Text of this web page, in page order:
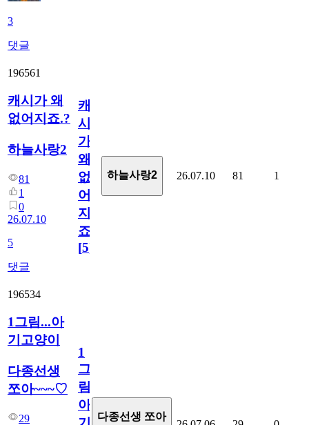
3
댓글
196561
캐시가 왜
없어지죠.?
하늘사랑2
81
1
0
26.07.10
5
댓글
캐
시
가
왜
없
어
지
죠.?
[5]
하늘사랑2 26.07.10 81 1
196534
1그림...아
기고양이
다종선생
쪼아~~~♡
29
1
그
림...
아
다종선생 쪼아